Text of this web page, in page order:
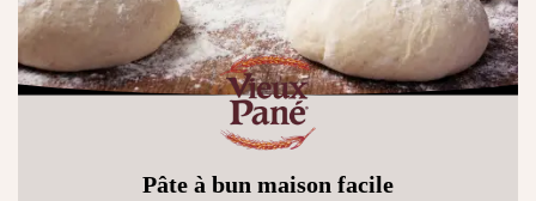
Pâte à bun maison facile